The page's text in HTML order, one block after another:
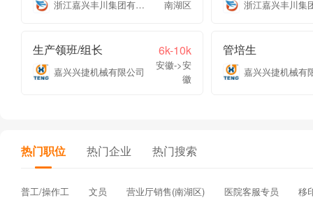
浙江嘉兴丰川集团有限公司 南湖区
生产领班/组长 6k-10k
嘉兴兴捷机械有限公司
安徽->安
徽
管培生
嘉兴兴捷机械有
热门职位 热门企业 热门搜索
普工/操作工 文员 营业厅销售(南湖区) 医院客服专员
移